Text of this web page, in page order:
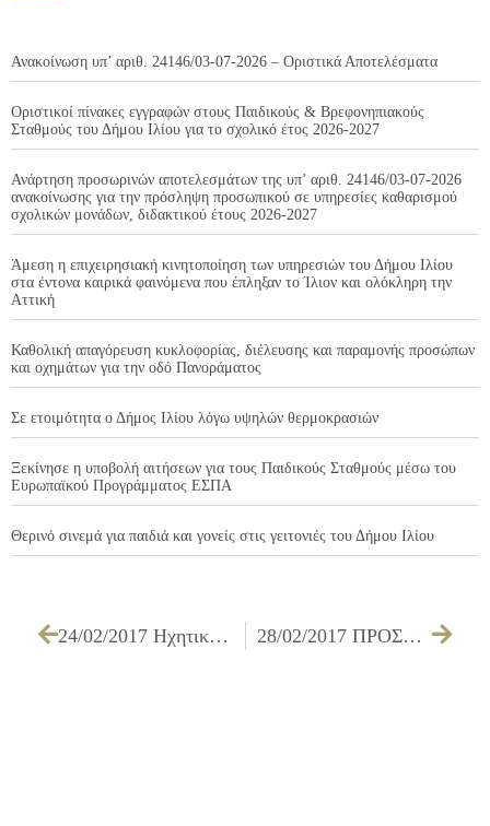
Ανακοίνωση υπ’ αριθ. 24146/03-07-2026 – Οριστικά Αποτελέσματα
Οριστικοί πίνακες εγγραφών στους Παιδικούς & Βρεφονηπιακούς
Σταθμούς του Δήμου Ιλίου για το σχολικό έτος 2026-2027
Ανάρτηση προσωρινών αποτελεσμάτων της υπ’ αριθ. 24146/03-07-2026
ανακοίνωσης για την πρόσληψη προσωπικού σε υπηρεσίες καθαρισμού
σχολικών μονάδων, διδακτικού έτους 2026-2027
Άμεση η επιχειρησιακή κινητοποίηση των υπηρεσιών του Δήμου Ιλίου
στα έντονα καιρικά φαινόμενα που έπληξαν το Ίλιον και ολόκληρη την
Αττική
Καθολική απαγόρευση κυκλοφορίας, διέλευσης και παραμονής προσώπων
και οχημάτων για την οδό Πανοράματος
Σε ετοιμότητα ο Δήμος Ιλίου λόγω υψηλών θερμοκρασιών
Ξεκίνησε η υποβολή αιτήσεων για τους Παιδικούς Σταθμούς μέσω του
Ευρωπαϊκού Προγράμματος ΕΣΠΑ
Θερινό σινεμά για παιδιά και γονείς στις γειτονιές του Δήμου Ιλίου
24/02/2017 Ηχητική κάλυψη εκδηλώσεων των Υπηρεσιών του Δήμου Ιλίου 28/02/2017 ΠΡΟΣΚΛΗΣΗ ΤΩΝ ΜΕΛΩΝ ΔΗΜΟΤΙΚΟΥ ΣΥΜΒΟΥΛΙΟΥ ΓΙΑ ΤΗΝ 05/03/2017 – ΕΙΔΙΚΗ ΣΥΝ.